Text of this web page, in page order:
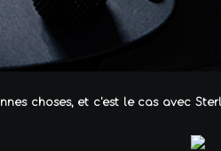
choses, et c'est le cas avec